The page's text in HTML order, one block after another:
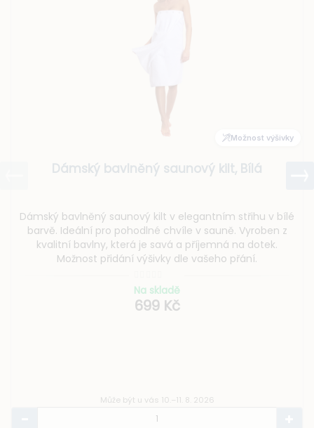
Možnost výšivky
Dámský bavlněný saunový kilt, Bílá
Dámský bavlněný saunový kilt v elegantním střihu v bílé
barvě. Ideální pro pohodlné chvíle v sauně. Vyroben z
kvalitní bavlny, která je savá a příjemná na dotek.
Možnost přidání výšivky dle vašeho přání.
Na skladě
699 Kč
Může být u vás 10.–11. 8. 2026